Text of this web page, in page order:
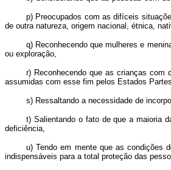
p) Preocupados com as difíceis
de outra natureza, origem nacional, étnica,
q) Reconhecendo que mulheres e
ou exploração,
r) Reconhecendo que as crianças com
assumidas com esse fim pelos Estados
s) Ressaltando a necessidade de
t) Salientando o fato de que a maioria
deficiência,
u) Tendo em mente que as condições
indispensáveis para a total proteção das